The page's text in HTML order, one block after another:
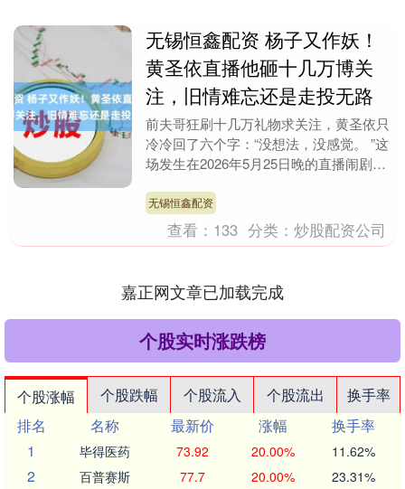
无锡恒鑫配资 杨子又作妖！
黄圣依直播他砸十几万博关
注，旧情难忘还是走投无路
前夫哥狂刷十几万礼物求关注，黄圣依只
冷冷回了六个字：“没想法，没感觉。 ”这
场发生在2026年5月25日晚的直播闹剧，
流量自....
无锡恒鑫配资
查看： 133 分类：炒股配资公司
嘉正网文章已加载完成
个股实时涨跌榜
个股涨幅 个股跌幅 个股流入 个股流出
换手率
排名
名称 最新价 涨幅
换手率
1
毕得医药 73.92 20.00% 11.62%
2 百普赛斯 77.7 20.00% 23.31%